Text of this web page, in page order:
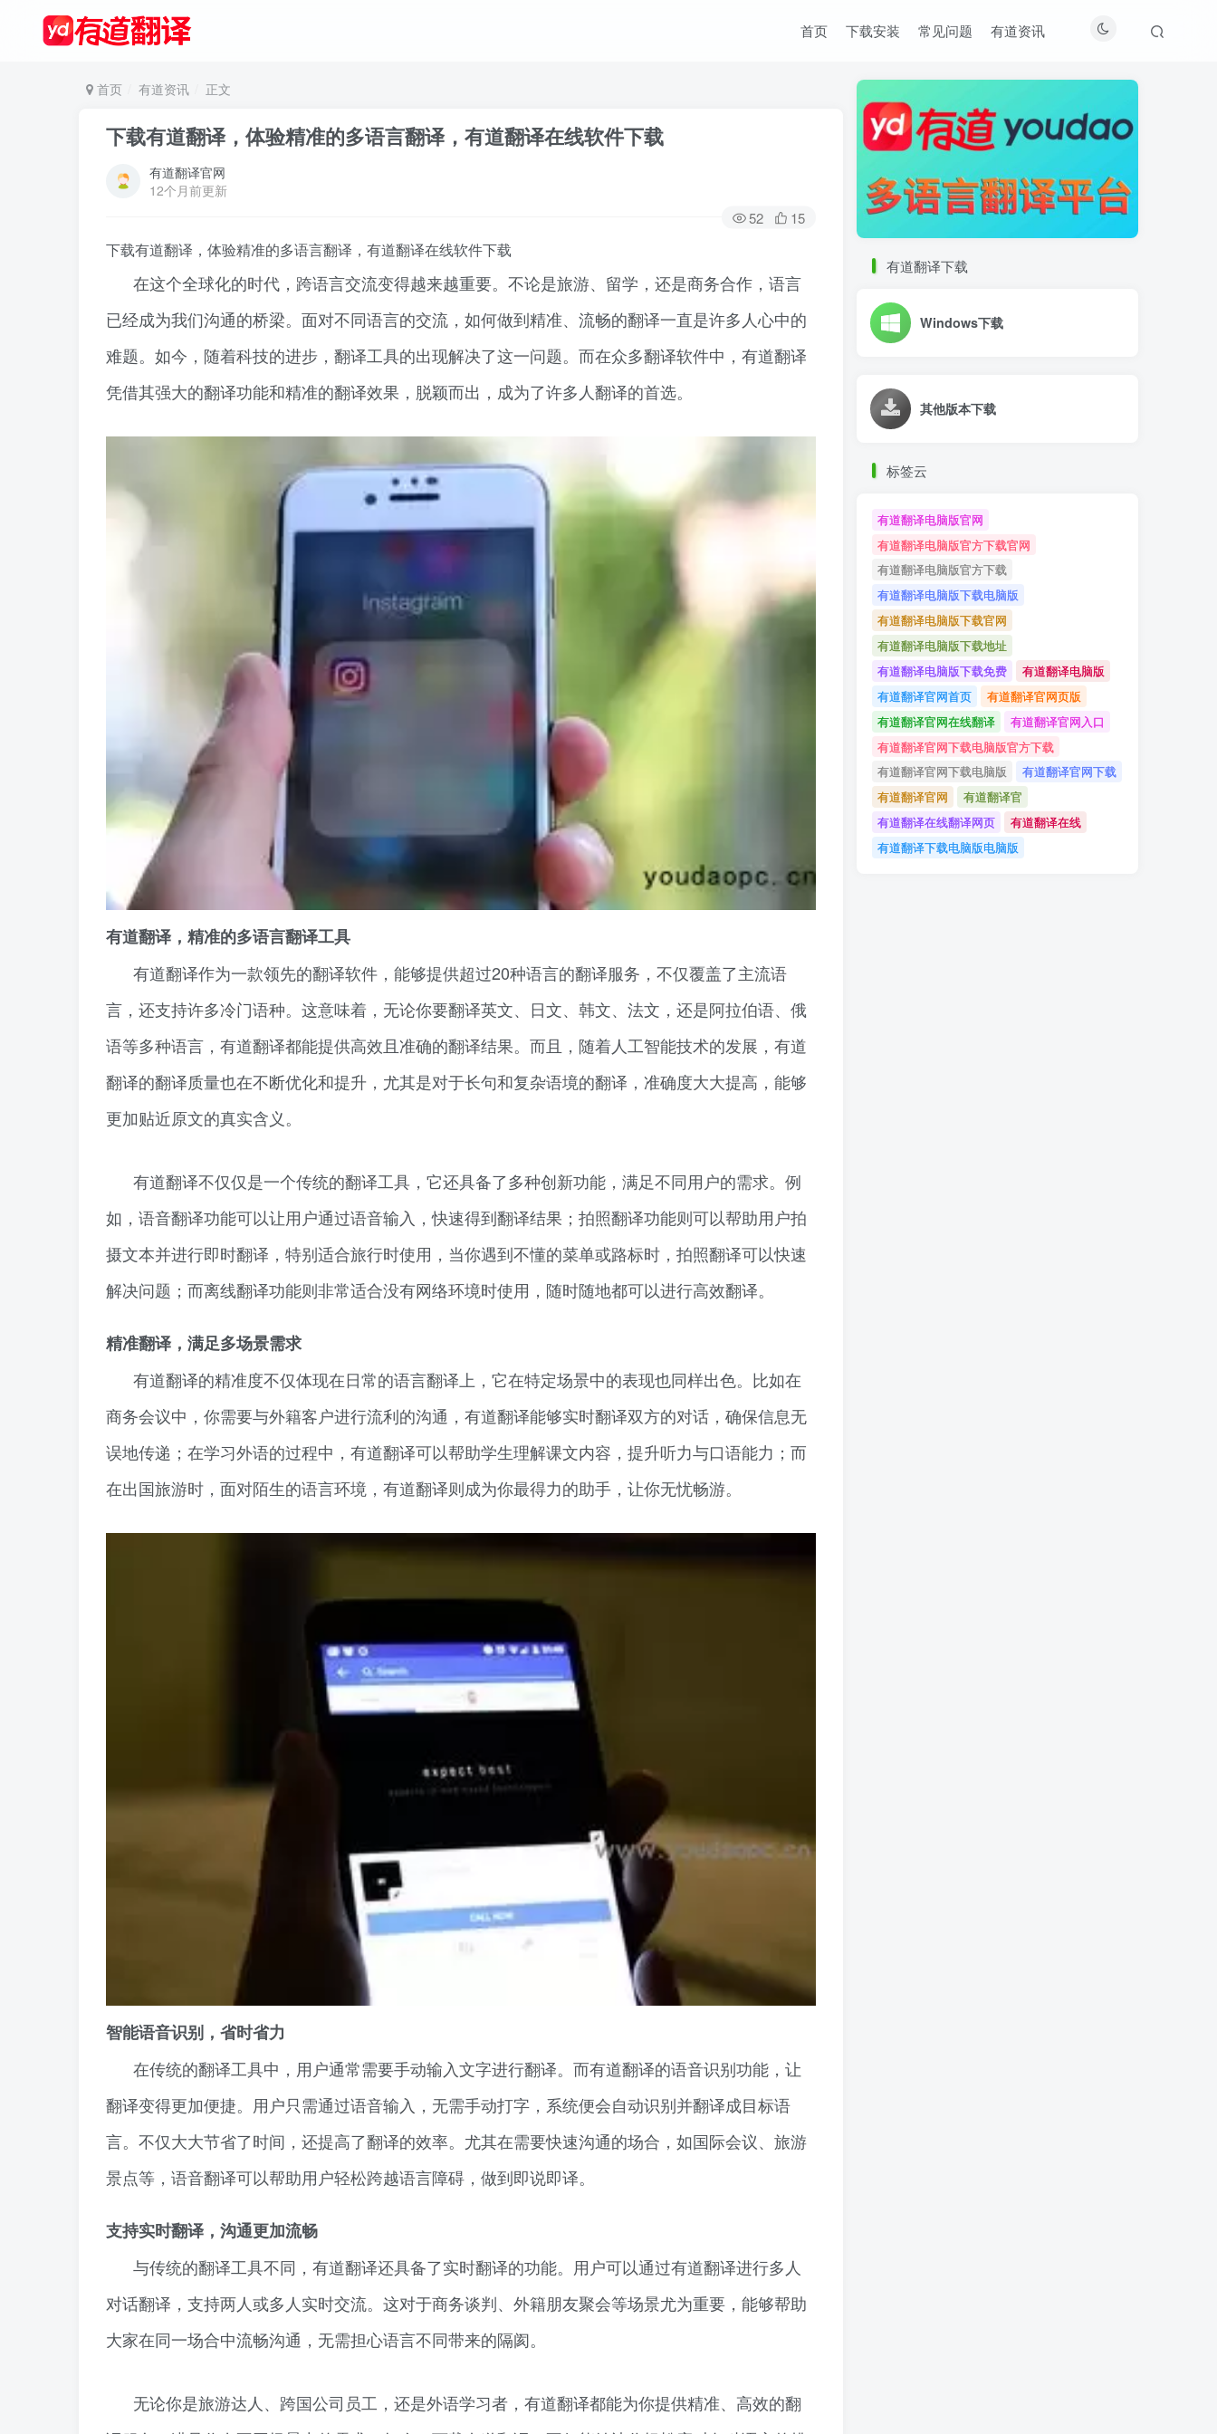
首页 下载安装 常见问题 有道资讯
首页 有道资讯 正文
下载有道翻译，体验精准的多语言翻译，有道翻译在线软件下载
有道翻译官网
12个月前更新
52 15
下载有道翻译，体验精准的多语言翻译，有道翻译在线软件下载
在这个全球化的时代，跨语言交流变得越来越重要。不论是旅游、留学，还是商务合作，语言
已经成为我们沟通的桥梁。面对不同语言的交流，如何做到精准、流畅的翻译一直是许多人心中的
难题。如今，随着科技的进步，翻译工具的出现解决了这一问题。而在众多翻译软件中，有道翻译
凭借其强大的翻译功能和精准的翻译效果，脱颖而出，成为了许多人翻译的首选。
有道翻译，精准的多语言翻译工具
有道翻译作为一款领先的翻译软件，能够提供超过20种语言的翻译服务，不仅覆盖了主流语
言，还支持许多冷门语种。这意味着，无论你要翻译英文、日文、韩文、法文，还是阿拉伯语、俄
语等多种语言，有道翻译都能提供高效且准确的翻译结果。而且，随着人工智能技术的发展，有道
翻译的翻译质量也在不断优化和提升，尤其是对于长句和复杂语境的翻译，准确度大大提高，能够
更加贴近原文的真实含义。
有道翻译不仅仅是一个传统的翻译工具，它还具备了多种创新功能，满足不同用户的需求。例
如，语音翻译功能可以让用户通过语音输入，快速得到翻译结果；拍照翻译功能则可以帮助用户拍
摄文本并进行即时翻译，特别适合旅行时使用，当你遇到不懂的菜单或路标时，拍照翻译可以快速
解决问题；而离线翻译功能则非常适合没有网络环境时使用，随时随地都可以进行高效翻译。
精准翻译，满足多场景需求
有道翻译的精准度不仅体现在日常的语言翻译上，它在特定场景中的表现也同样出色。比如在
商务会议中，你需要与外籍客户进行流利的沟通，有道翻译能够实时翻译双方的对话，确保信息无
误地传递；在学习外语的过程中，有道翻译可以帮助学生理解课文内容，提升听力与口语能力；而
在出国旅游时，面对陌生的语言环境，有道翻译则成为你最得力的助手，让你无忧畅游。
智能语音识别，省时省力
在传统的翻译工具中，用户通常需要手动输入文字进行翻译。而有道翻译的语音识别功能，让
翻译变得更加便捷。用户只需通过语音输入，无需手动打字，系统便会自动识别并翻译成目标语
言。不仅大大节省了时间，还提高了翻译的效率。尤其在需要快速沟通的场合，如国际会议、旅游
景点等，语音翻译可以帮助用户轻松跨越语言障碍，做到即说即译。
支持实时翻译，沟通更加流畅
与传统的翻译工具不同，有道翻译还具备了实时翻译的功能。用户可以通过有道翻译进行多人
对话翻译，支持两人或多人实时交流。这对于商务谈判、外籍朋友聚会等场景尤为重要，能够帮助
大家在同一场合中流畅沟通，无需担心语言不同带来的隔阂。
无论你是旅游达人、跨国公司员工，还是外语学习者，有道翻译都能为你提供精准、高效的翻
有道翻译下载
Windows下载
其他版本下载
标签云
有道翻译电脑版官网
有道翻译电脑版官方下载官网
有道翻译电脑版官方下载
有道翻译电脑版下载电脑版
有道翻译电脑版下载官网
有道翻译电脑版下载地址
有道翻译电脑版下载免费
有道翻译电脑版
有道翻译官网首页
有道翻译官网页版
有道翻译官网在线翻译
有道翻译官网入口
有道翻译官网下载电脑版官方下载
有道翻译官网下载电脑版
有道翻译官网下载
有道翻译官网
有道翻译官
有道翻译在线翻译网页
有道翻译在线
有道翻译下载电脑版电脑版